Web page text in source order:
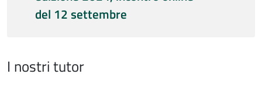
del 12 settembre
I nostri tutor